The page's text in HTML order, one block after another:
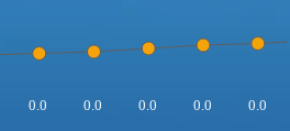
0.0 0.0 0.0 0.0 0.0